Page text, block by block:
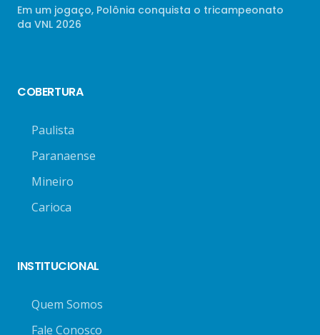
Em um jogaço, Polônia conquista o tricampeonato
da VNL 2026
COBERTURA
Paulista
Paranaense
Mineiro
Carioca
INSTITUCIONAL
Quem Somos
Fale Conosco